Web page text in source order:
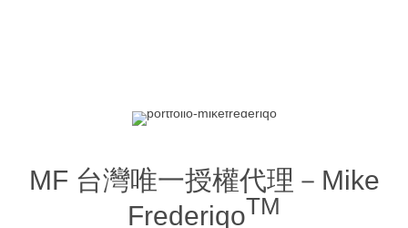
MF 台灣唯一授權代理－Mike
FrederiqoTM